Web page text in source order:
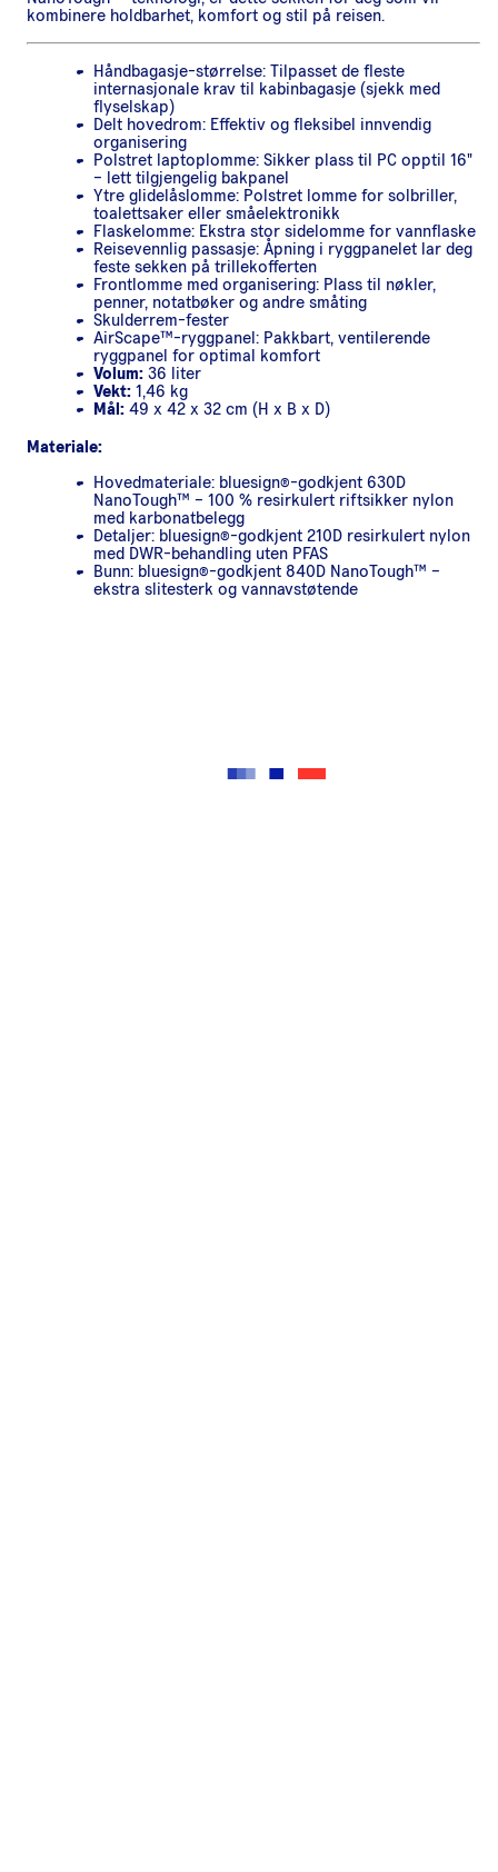
kombinere holdbarhet, komfort og stil på reisen.
Håndbagasje-størrelse: Tilpasset de fleste
internasjonale krav til kabinbagasje (sjekk med
flyselskap)
Delt hovedrom: Effektiv og fleksibel innvendig
organisering
Polstret laptoplomme: Sikker plass til PC opptil 16"
– lett tilgjengelig bakpanel
Ytre glidelåslomme: Polstret lomme for solbriller,
toalettsaker eller småelektronikk
Flaskelomme: Ekstra stor sidelomme for vannflaske
Reisevennlig passasje: Åpning i ryggpanelet lar deg
feste sekken på trillekofferten
Frontlomme med organisering: Plass til nøkler,
penner, notatbøker og andre småting
Skulderrem-fester
AirScape™-ryggpanel: Pakkbart, ventilerende
ryggpanel for optimal komfort
Volum: 36 liter
Vekt: 1,46 kg
Mål: 49 x 42 x 32 cm (H x B x D)
Materiale:
Hovedmateriale: bluesign®-godkjent 630D
NanoTough™ – 100 % resirkulert riftsikker nylon
med karbonatbelegg
Detaljer: bluesign®-godkjent 210D resirkulert nylon
med DWR-behandling uten PFAS
Bunn: bluesign®-godkjent 840D NanoTough™ –
ekstra slitesterk og vannavstøtende